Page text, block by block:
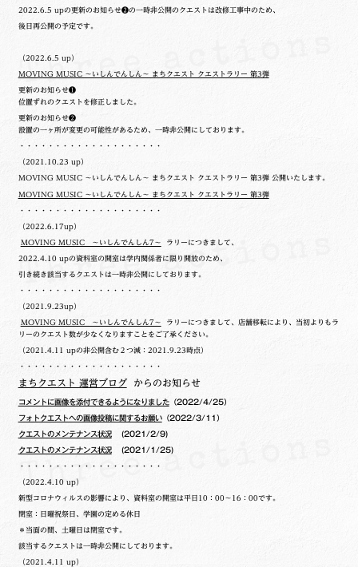
2022.6.5 upの更新のお知らせ❷の一時非公開のクエストは改修工事中のため、
後日再公開の予定です。
（2022.6.5 up）
MOVING MUSIC ～いしんでんしん～ まちクエスト クエストラリー 第3弾
更新のお知らせ❶
位置ずれのクエストを修正しました。
更新のお知らせ❷
設置の一ヶ所が変更の可能性があるため、一時非公開にしております。
・・・・・・・・・・・・・・・・・・・・
（2021.10.23 up）
MOVING MUSIC ～いしんでんしん～ まちクエスト クエストラリー 第3弾 公開いたします。
MOVING MUSIC ～いしんでんしん～ まちクエスト クエストラリー 第3弾
・・・・・・・・・・・・・・・・・・・・
（2022.6.17up）
MOVING MUSIC ～いしんでんしん7～ ラリーにつきまして、
2022.4.10 upの資料室の開室は学内関係者に限り開放のため、
引き続き該当するクエストは一時非公開にしております。
・・・・・・・・・・・・・・・・・・・・
（2021.9.23up）
MOVING MUSIC ～いしんでんしん7～ ラリーにつきまして、店舗移転により、当初よりもラ
リーのクエスト数が少なくなりますことをご了承ください。
（2021.4.11 upの非公開含む２つ減：2021.9.23時点）
・・・・・・・・・・・・・・・・・・・・
まちクエスト 運営ブログからのお知らせ
コメントに画像を添付できるようになりました（2022/4/25）
フォトクエストへの画像投稿に関するお願い（2022/3/11）
クエストのメンテナンス状況(2021/2/9)
クエストのメンテナンス状況(2021/1/25)
・・・・・・・・・・・・・・・・・・・・
（2022.4.10 up）
新型コロナウィルスの影響により、資料室の開室は平日10：00～16：00です。
閉室：日曜祝祭日、学園の定める休日
＊当面の間、土曜日は閉室です。
該当するクエストは一時非公開にしております。
（2021.4.11 up）